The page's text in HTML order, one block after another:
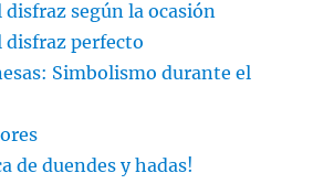
disfraz según la ocasión
disfraz perfecto
Simbolismo durante el
de duendes y hadas!